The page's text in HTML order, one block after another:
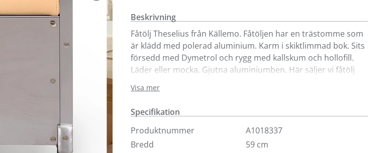
Beskrivning
Fåtölj Theselius från Källemo. Fåtöljen har en trästomme som
är klädd med polerad aluminium. Karm i skiktlimmad bok. Sits
försedd med Dymetrol och rygg med kallskum och hollofill.
Läder eller mocka. Gjutna aluminiumben. Här säljer vi fåtölj
mattborstad aluminium och karm i natur. För fler utföranden
besök någon av våra butiker.
Visa mer
Specifikation
Produktnummer
A1018337
Bredd
59 cm